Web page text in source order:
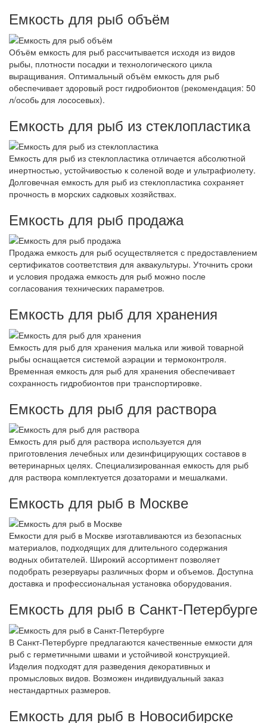
Емкость для рыб объём
Объём емкость для рыб рассчитывается исходя из видов
рыбы, плотности посадки и технологического цикла
выращивания. Оптимальный объём емкость для рыб
обеспечивает здоровый рост гидробионтов (рекомендация: 50
л/особь для лососевых).
Емкость для рыб из стеклопластика
Емкость для рыб из стеклопластика отличается абсолютной
инертностью, устойчивостью к соленой воде и ультрафиолету.
Долговечная емкость для рыб из стеклопластика сохраняет
прочность в морских садковых хозяйствах.
Емкость для рыб продажа
Продажа емкость для рыб осуществляется с предоставлением
сертификатов соответствия для аквакультуры. Уточнить сроки
и условия продажа емкость для рыб можно после
согласования технических параметров.
Емкость для рыб для хранения
Емкость для рыб для хранения малька или живой товарной
рыбы оснащается системой аэрации и термоконтроля.
Временная емкость для рыб для хранения обеспечивает
сохранность гидробионтов при транспортировке.
Емкость для рыб для раствора
Емкость для рыб для раствора используется для
приготовления лечебных или дезинфицирующих составов в
ветеринарных целях. Специализированная емкость для рыб
для раствора комплектуется дозаторами и мешалками.
Емкость для рыб в Москве
Емкости для рыб в Москве изготавливаются из безопасных
материалов, подходящих для длительного содержания
водных обитателей. Широкий ассортимент позволяет
подобрать резервуары различных форм и объемов. Доступна
доставка и профессиональная установка оборудования.
Емкость для рыб в Санкт-Петербурге
В Санкт-Петербурге предлагаются качественные емкости для
рыб с герметичными швами и устойчивой конструкцией.
Изделия подходят для разведения декоративных и
промысловых видов. Возможен индивидуальный заказ
нестандартных размеров.
Емкость для рыб в Новосибирске